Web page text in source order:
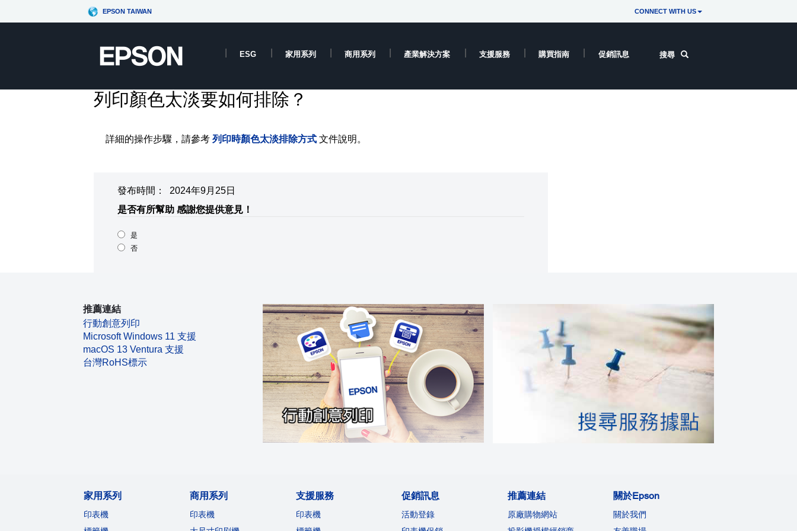
EPSON TAIWAN CONNECT WITH US
ESG 家用系列 商用系列 產業解決方案 支援服務 購買指南 促銷訊息 搜尋
列印顏色太淡要如何排除？
詳細的操作步驟，請參考 列印時顏色太淡排除方式文件說明。
發布時間： 2024年9月25日
是否有所幫助 感謝您提供意見！
是
否
推薦連結
行動創意列印
Microsoft Windows 11 支援
macOS 13 Ventura 支援
台灣RoHS標示
家用系列
印表機
商用系列
印表機
支援服務
印表機
促銷訊息
活動登錄
推薦連結
原廠購物網站
關於Epson
關於我們